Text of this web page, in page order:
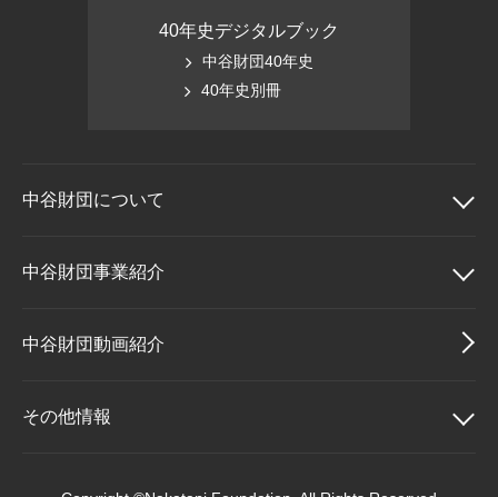
40年史デジタルブック
中谷財団40年史
40年史別冊
中谷財団について
中谷財団について
理事長挨拶
設立趣意書
中谷財団事業紹介
中谷財団事業紹介
中谷賞
中谷財団動画紹介
その他情報